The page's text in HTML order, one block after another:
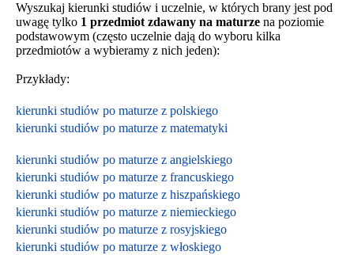
Wyszukaj kierunki studiów i uczelnie, w których brany jest pod
uwagę tylko 1 przedmiot zdawany na maturze na poziomie
podstawowym (często uczelnie dają do wyboru kilka
przedmiotów a wybieramy z nich jeden):
Przykłady:
kierunki studiów po maturze z polskiego
kierunki studiów po maturze z matematyki
kierunki studiów po maturze z angielskiego
kierunki studiów po maturze z francuskiego
kierunki studiów po maturze z hiszpańskiego
kierunki studiów po maturze z niemieckiego
kierunki studiów po maturze z rosyjskiego
kierunki studiów po maturze z włoskiego